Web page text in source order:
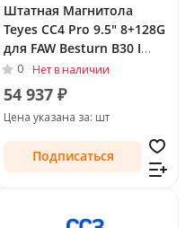
Штатная Магнитола
Teyes CC4 Pro 9.5" 8+128G
для FAW Besturn B30 I
2015 - 2020
0 Нет в наличии
54 937 ₽
Цена указана за: шт
Подписаться